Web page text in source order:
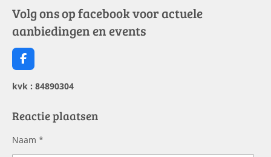
Volg ons op facebook voor actuele
aanbiedingen en events
F
a
c
e
o
kvk : 84890304
Reactie plaatsen
Naam *